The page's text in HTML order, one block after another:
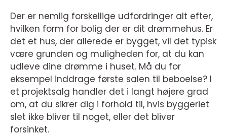
Der er nemlig forskellige udfordringer alt efter,
hvilken form for bolig der er dit drømmehus. Er
det et hus, der allerede er bygget, vil det typisk
være grunden og muligheden for, at du kan
udleve dine drømme i huset. Må du for
eksempel inddrage første salen til beboelse? I
et projektsalg handler det i langt højere grad
om, at du sikrer dig i forhold til, hvis byggeriet
slet ikke bliver til noget, eller det bliver
forsinket.